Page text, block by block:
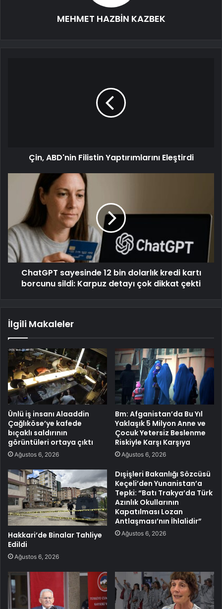
MEHMET HAZBİN KAZBEK
Çin, ABD'nin Filistin Yaptırımlarını Eleştirdi
ChatGPT sayesinde 12 bin dolarlık kredi kartı
borcunu sildi: Karpuz detayı çok dikkat çekti
İlgili Makaleler
Ünlü iş insanı Alaaddin
Çağlıköse’ye kafede
bıçaklı saldırının
görüntüleri ortaya çıktı
Ağustos 6, 2026
Bm: Afganistan’da Bu Yıl
Yaklaşık 5 Milyon Anne ve
Çocuk Yetersiz Beslenme
Riskiyle Karşı Karşıya
Ağustos 6, 2026
Hakkari’de Binalar Tahliye
Edildi
Ağustos 6, 2026
Dışişleri Bakanlığı Sözcüsü
Keçeli’den Yunanistan’a
Tepki: “Batı Trakya’da Türk
Azınlık Okullarının
Kapatılması Lozan
Antlaşması’nın İhlalidir”
Ağustos 6, 2026